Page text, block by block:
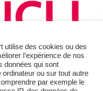
utilise des cookies ou des
l’expérience de nos
données qui sont
ou sur tout autre
par exemple le